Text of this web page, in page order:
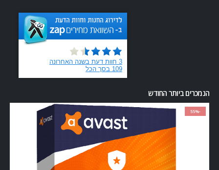
הנמכרים ביותר החודש
-55%